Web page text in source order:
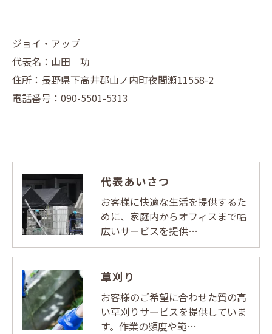
ジョイ・アップ
代表名：山田 功
住所：長野県下高井郡山ノ内町夜間瀬11558-2
電話番号：090-5501-5313
代表あいさつ
お客様に快適な生活を提供するた
めに、家庭内からオフィスまで幅
広いサービスを提供…
草刈り
お客様のご希望に合わせた質の高
い草刈りサービスを提供していま
す。作業の頻度や範…